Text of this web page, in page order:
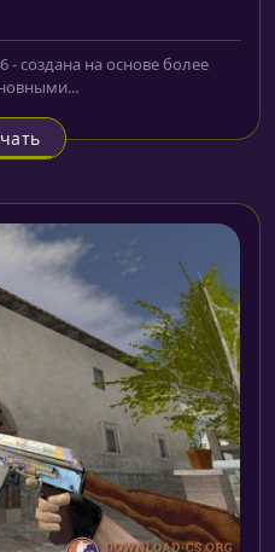
- создана на основе более